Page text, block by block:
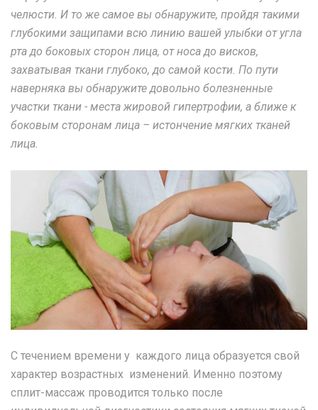
челюсти. И то же самое вы обнаружите, пройдя такими
глубокими защипами всю линию вашей улыбки от угла
рта до боковых сторон лица, от носа до висков,
захватывая ткани глубоко, до самой кости. По пути
наверняка вы обнаружите довольно болезненные
участки ткани - места жировой гипертрофии, а ближе к
боковым сторонам лица – истончение мягких тканей
лица.
С течением времени у каждого лица образуется свой
характер возрастных изменений. Именно поэтому
сплит-массаж проводится только после